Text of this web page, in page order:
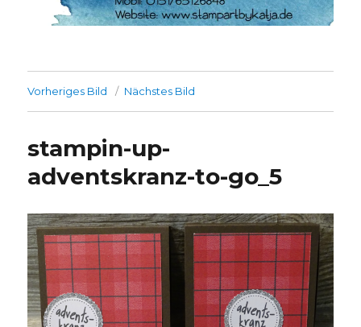
Vorheriges Bild Nächstes Bild
stampin-up-
adventskranz-to-go_5